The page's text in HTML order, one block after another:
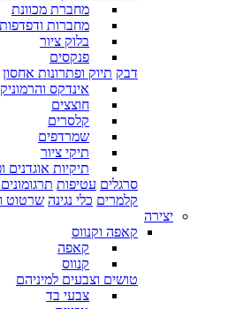
מחברת מכוונת
מחברות ודפדפות
בלוק ציור
פנקסים
דבק תיוק ופתרונות אחסון
אינדקס
חוצצים
קלסרים
שמרדפים
תיקי ציור
תיקיות אוגדנים
סרגלים עטיפות
קלמרים כלי נגינה שרטוט
יצירה
קאפה וקנווס
קאפה
קנווס
טושים וצבעים למיניהם
צבעי בד